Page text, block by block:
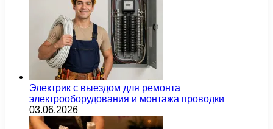
Электрик с выездом для ремонта
электрооборудования и монтажа проводки
03.06.2026